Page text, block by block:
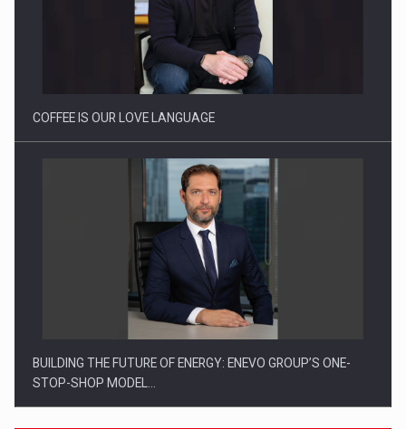
Cum invatam sa spunem nu intr-o cultura care pedepseste…
COFFEE IS OUR LOVE LANGUAGE
BUILDING THE FUTURE OF ENERGY: ENEVO GROUP’S ONE-
STOP-SHOP MODEL…